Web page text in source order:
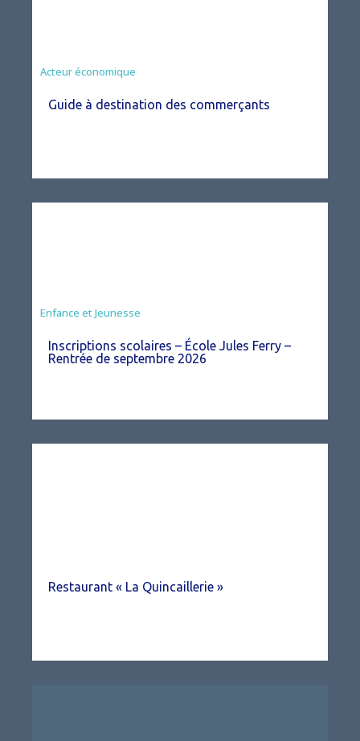
Acteur économique
Guide à destination des commerçants
Enfance et Jeunesse
Inscriptions scolaires – École Jules Ferry –
Rentrée de septembre 2026
Restaurant « La Quincaillerie »